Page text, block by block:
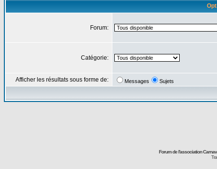
Forum:
Catégorie:
Afficher les résultats sous forme de: Messages Sujets
Forum de l'association